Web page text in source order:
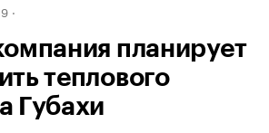
планирует
теплового
Губахи